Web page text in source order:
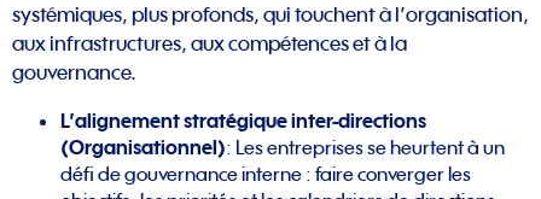
systémiques, plus profonds, qui touchent à l’organisation,
aux infrastructures, aux compétences et à la
gouvernance.
L’alignement stratégique inter-directions
(Organisationnel): Les entreprises se heurtent à un
défi de gouvernance interne : faire converger les